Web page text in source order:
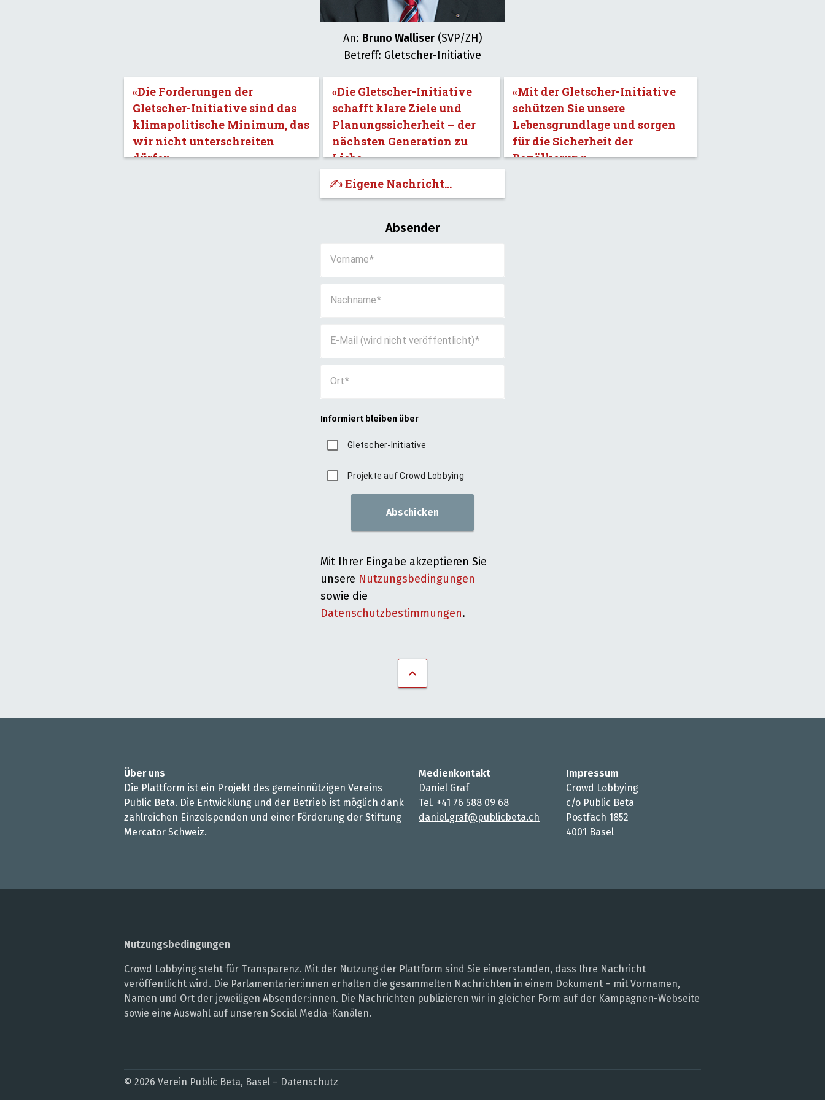
An: Bruno Walliser(SVP/ZH)
Betreff: Gletscher-Initiative
«Die Forderungen der
Gletscher-Initiative sind das
klimapolitische Minimum, das
wir nicht unterschreiten
dürfen.»
«Die Gletscher-Initiative
schafft klare Ziele und
Planungssicherheit – der
nächsten Generation zu
Liebe.»
«Mit der Gletscher-Initiative
schützen Sie unsere
Lebensgrundlage und sorgen
für die Sicherheit der
Bevölkerung.»
✍️ Eigene Nachricht...
Absender
Vorname
Nachname
E-Mail (wird nicht veröffentlicht)
Ort
Informiert bleiben über
Gletscher-Initiative
Projekte auf Crowd Lobbying
Abschicken
Mit Ihrer Eingabe akzeptieren Sie
unsere Nutzungsbedingungen
sowie die
Datenschutzbestimmungen.
Über uns
Die Plattform ist ein Projekt des gemeinnützigen Vereins
Public Beta. Die Entwicklung und der Betrieb ist möglich dank
zahlreichen Einzelspenden und einer Förderung der Stiftung
Mercator Schweiz.
Medienkontakt
Daniel Graf
Tel. +41 76 588 09 68
daniel.graf@publicbeta.ch
Impressum
Crowd Lobbying
c/o Public Beta
Postfach 1852
4001 Basel
Nutzungsbedingungen
Crowd Lobbying steht für Transparenz. Mit der Nutzung der Plattform sind Sie einverstanden, dass Ihre Nachricht
veröffentlicht wird. Die Parlamentarier:innen erhalten die gesammelten Nachrichten in einem Dokument – mit Vornamen,
Namen und Ort der jeweiligen Absender:innen. Die Nachrichten publizieren wir in gleicher Form auf der Kampagnen-Webseite
sowie eine Auswahl auf unseren Social Media-Kanälen.
© 2026 Verein Public Beta, Basel – Datenschutz